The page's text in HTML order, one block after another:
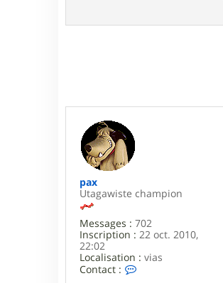
pax
Utagawiste champion
Messages : 702
Inscription : 22 oct. 2010,
22:02
Localisation : vias
Contact :